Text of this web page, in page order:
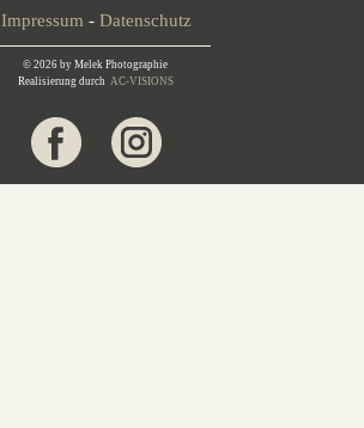
© 2026 by Melek Photographie
Realisierung durch AC-VISIONS
Impressum - Datenschutz